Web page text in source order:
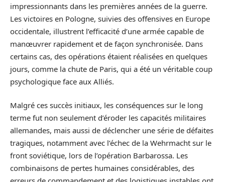
impressionnants dans les premières années de la guerre.
Les victoires en Pologne, suivies des offensives en Europe
occidentale, illustrent l’efficacité d’une armée capable de
manœuvrer rapidement et de façon synchronisée. Dans
certains cas, des opérations étaient réalisées en quelques
jours, comme la chute de Paris, qui a été un véritable coup
psychologique face aux Alliés.
Malgré ces succès initiaux, les conséquences sur le long
terme fut non seulement d’éroder les capacités militaires
allemandes, mais aussi de déclencher une série de défaites
tragiques, notamment avec l’échec de la Wehrmacht sur le
front soviétique, lors de l’opération Barbarossa. Les
combinaisons de pertes humaines considérables, des